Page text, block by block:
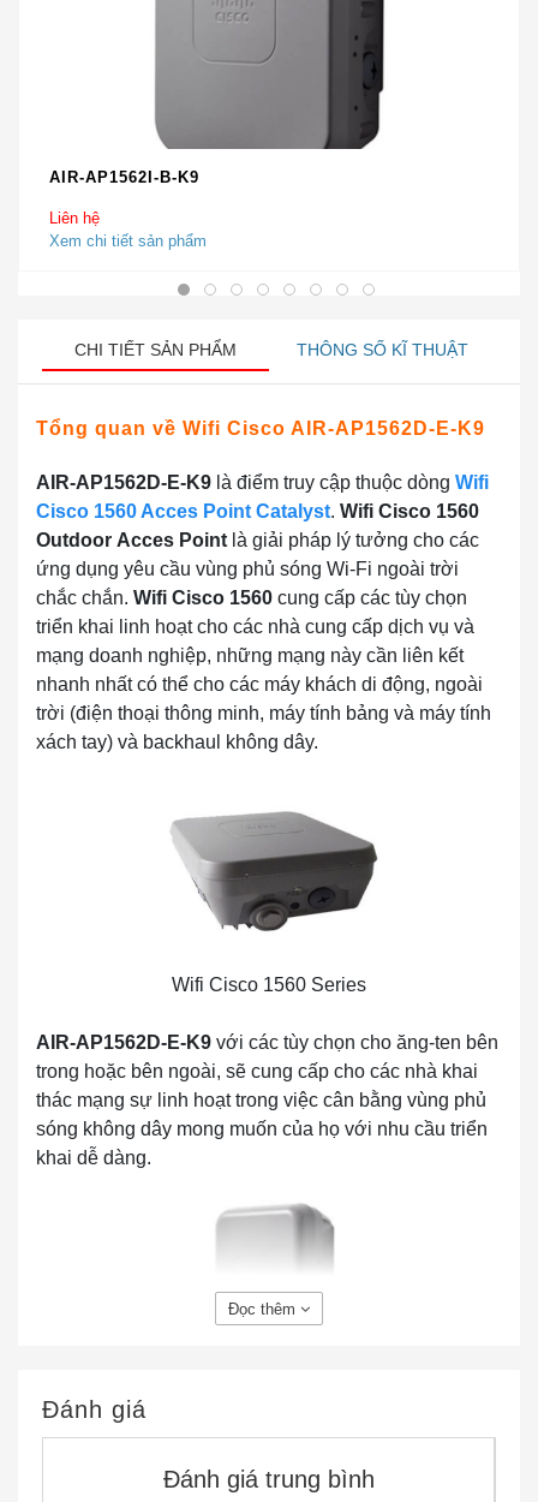
AIR-AP1562I-B-K9
Liên hệ
Xem chi tiết sản phẩm
CHI TIẾT SẢN PHẨM THÔNG SỐ KĨ THUẬT
Tổng quan về Wifi Cisco AIR-AP1562D-E-K9
AIR-AP1562D-E-K9 là điểm truy cập thuộc dòng Wifi
Cisco 1560 Acces Point Catalyst. Wifi Cisco 1560
Outdoor Acces Point là giải pháp lý tưởng cho các
ứng dụng yêu cầu vùng phủ sóng Wi-Fi ngoài trời
chắc chắn. Wifi Cisco 1560 cung cấp các tùy chọn
triển khai linh hoạt cho các nhà cung cấp dịch vụ và
mạng doanh nghiệp, những mạng này cần liên kết
nhanh nhất có thể cho các máy khách di động, ngoài
trời (điện thoại thông minh, máy tính bảng và máy tính
xách tay) và backhaul không dây.
Wifi Cisco 1560 Series
AIR-AP1562D-E-K9 với các tùy chọn cho ăng-ten bên
trong hoặc bên ngoài, sẽ cung cấp cho các nhà khai
thác mạng sự linh hoạt trong việc cân bằng vùng phủ
sóng không dây mong muốn của họ với nhu cầu triển
khai dễ dàng.
AIR-AP1562D-E-K9 802.11ac W2 Low-Profile Outdoor
Đọc thêm
Đánh giá
Đánh giá trung bình